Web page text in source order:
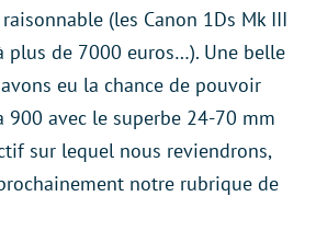
(les Canon 1Ds Mk III
plus de 7000 euros…). Une belle
eu la chance de pouvoir
900 avec le superbe 24-70 mm
sur lequel nous reviendrons,
notre rubrique de